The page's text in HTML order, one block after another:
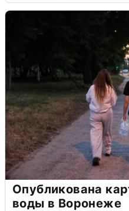
Опубликована
воды в Воронеже